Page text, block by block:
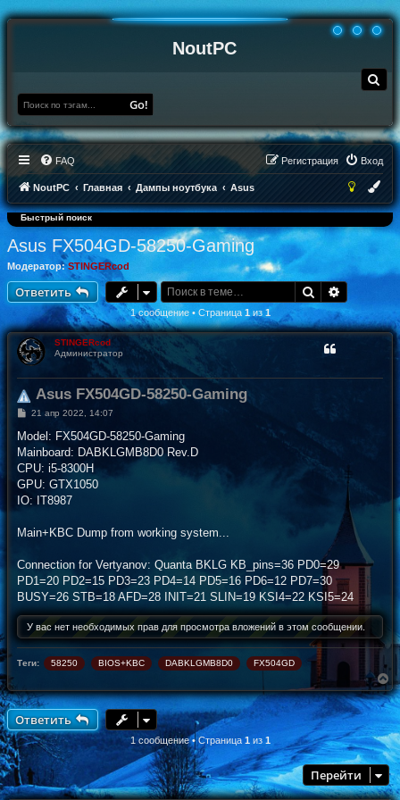
NoutPC
о
Go!
FAQ Вход
Регистрация
NoutPC Главная Дампы ноутбука Asus
Быстрый поиск
Asus FX504GD-58250-Gaming
Модератор: STINGERcod
Ответить Поиск
1 сообщение • Страница 1из 1
STINGERcod
Администратор
Asus FX504GD-58250-Gaming
С
о
щ
е
и
е
21 апр 2022, 14:07
Model: FX504GD-58250-Gaming
Mainboard: DABKLGMB8D0 Rev.D
CPU: i5-8300H
GPU: GTX1050
IO: IT8987
Main+KBC Dump from working system...
Connection for Vertyanov: Quanta BKLG KB_pins=36 PD0=29
PD1=20 PD2=15 PD3=23 PD4=14 PD5=16 PD6=12 PD7=30
BUSY=26 STB=18 AFD=28 INIT=21 SLIN=19 KSI4=22 KSI5=24
У вас нет необходимых прав для просмотра вложений в этом сообщении.
Теги: 58250 BIOS+KBC DABKLGMB8D0 FX504GD
В
е
р
у
т
ь
с
я
к
Ответить
1 сообщение • Страница 1из 1
Перейти